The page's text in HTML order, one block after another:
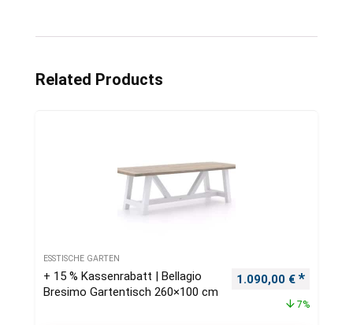
Related Products
ESSTISCHE GARTEN
+ 15 % Kassenrabatt | Bellagio
Bresimo Gartentisch 260×100 cm
Ursprünglicher
1.090,00 €
7%